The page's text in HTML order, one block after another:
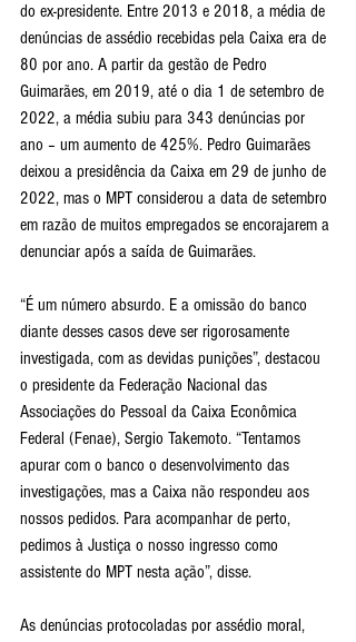
do ex-presidente. Entre 2013 e 2018, a média de
denúncias de assédio recebidas pela Caixa era de
80 por ano. A partir da gestão de Pedro
Guimarães, em 2019, até o dia 1 de setembro de
2022, a média subiu para 343 denúncias por
ano – um aumento de 425%. Pedro Guimarães
deixou a presidência da Caixa em 29 de junho de
2022, mas o MPT considerou a data de setembro
em razão de muitos empregados se encorajarem a
denunciar após a saída de Guimarães.
“É um número absurdo. E a omissão do banco
diante desses casos deve ser rigorosamente
investigada, com as devidas punições”, destacou
o presidente da Federação Nacional das
Associações do Pessoal da Caixa Econômica
Federal (Fenae), Sergio Takemoto. “Tentamos
apurar com o banco o desenvolvimento das
investigações, mas a Caixa não respondeu aos
nossos pedidos. Para acompanhar de perto,
pedimos à Justiça o nosso ingresso como
assistente do MPT nesta ação”, disse.
As denúncias protocoladas por assédio moral,